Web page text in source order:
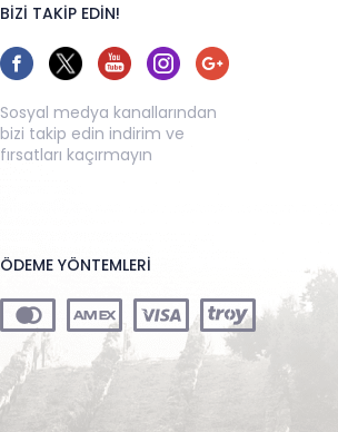
BİZİ TAKİP EDİN!
Sosyal medya kanallarından
bizi takip edin indirim ve
fırsatları kaçırmayın
ÖDEME YÖNTEMLERİ